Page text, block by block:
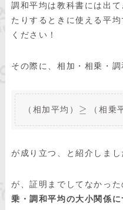
調和平均は教科書には出
たりするときに使える平
ください！
その際に、相加・相乗・
（相加平均） ≥ （相乗
が成り立つ、と紹介しまし
が、証明までしてなかっ
乗・調和平均の大小関係に